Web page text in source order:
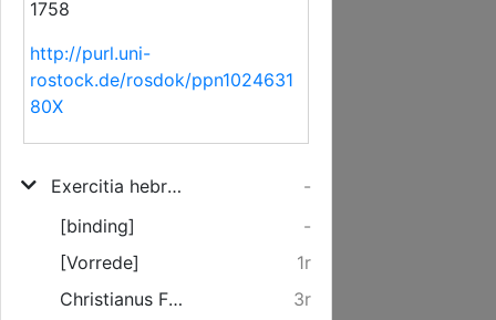
1758
http://purl.uni-
rostock.de/rosdok/ppn1024631
80X
Exercitia hebraica a discipulis meis Halae in Orphanotropheo elaborata anno 1758
-
[binding]
-
[Vorrede]
1r
Christianus Fridericus Schraderus Derenburgo - Halberstadiensis ...
3r